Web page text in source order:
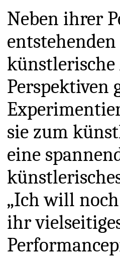
Neben ihrer
künstlerische
Perspektiven
sie zum
eine
„Ich will
ihr